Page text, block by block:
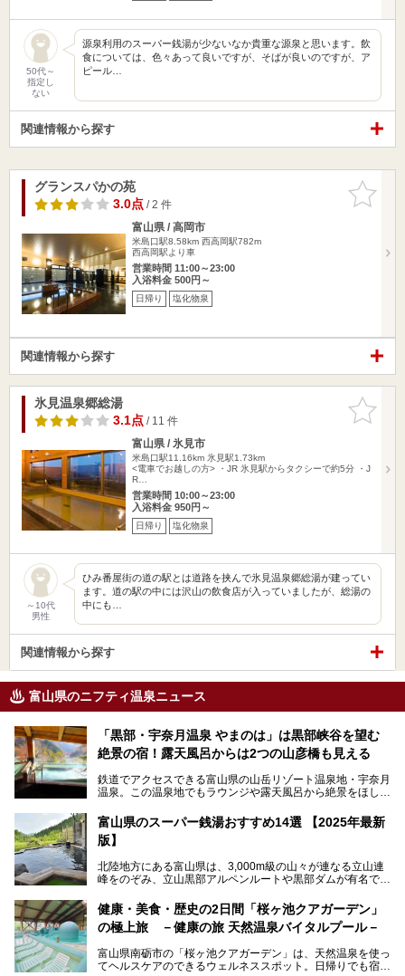
50代～
指定し
ない
源泉利用のスーパー銭湯が少ないなか貴重な源泉と思います。飲
食については、色々あって良いですが、そばが良いのですが、ア
ピール…
関連情報から探す
お気に入
りに追加
グランスパかの苑
3.0点/ 2 件
富山県 / 高岡市
米島口駅8.58km 西高岡駅782m
西高岡駅より車
営業時間 11:00～23:00
入浴料金 500円～
日帰り 塩化物泉
関連情報から探す
お気に入
りに追加
氷見温泉郷総湯
3.1点/ 11 件
富山県 / 氷見市
米島口駅11.16km 氷見駅1.73km
<電車でお越しの方> ・JR 氷見駅からタクシーで約5分 ・J
R…
営業時間 10:00～23:00
入浴料金 950円～
日帰り 塩化物泉
～10代
男性
ひみ番屋街の道の駅とは道路を挟んで氷見温泉郷総湯が建ってい
ます。道の駅の中には沢山の飲食店が入っていましたが、総湯の
中にも…
関連情報から探す
富山県のニフティ温泉ニュース
「黒部・宇奈月温泉 やまのは」は黒部峡谷を望む
絶景の宿！露天風呂からは2つの山彦橋も見える
鉄道でアクセスできる富山県の山岳リゾート温泉地・宇奈月
温泉。この温泉地でもラウンジや露天風呂から絶景をほしい
の「黒部・宇奈月温泉 やまのは」。
自慢の眺望、温泉、居心地の良い客室、ビュッフェ式の食事
ます。日常から少し離れて、山懐で自然に癒されたいと思う
方にぴったりの温泉です。冬なら雪景色も絵になりますよ。
───
提供元：オリックス・ホテルマネジメント株式会社【PR】
この記事は黒部・宇奈月温泉 やまのはのPR記事です。
富山県のスーパー銭湯おすすめ14選 【2025年最新
版】
北陸地方にある富山県は、3,000m級の山々が連なる立山連
峰をのぞみ、立山黒部アルペンルートや黒部ダムが有名で
の（新鮮な）海の幸も見逃せません！
北陸新幹線が開業し、実は東京からも2時間ほどでアクセス
のいい天然温泉が豊富で、すぐにでも出かけたくなる施設が
満載ですよ。
健康・美食・歴史の2日間「桜ヶ池クアガーデン」
の極上旅 －健康の旅 天然温泉バイタルプール－
富山県南砺市の「桜ヶ池クアガーデン」は、天然温泉を使っ
てヘルスケアのできるウェルネススポット。日帰りでも宿泊